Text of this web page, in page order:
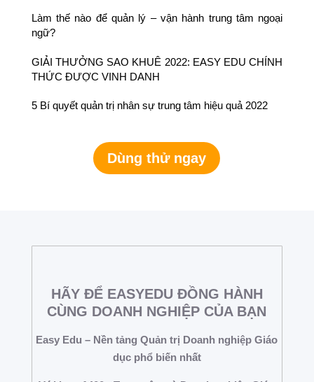
Làm thế nào để quản lý – vận hành trung tâm ngoại
ngữ?
GIẢI THƯỞNG SAO KHUÊ 2022: EASY EDU CHÍNH
THỨC ĐƯỢC VINH DANH
5 Bí quyết quản trị nhân sự trung tâm hiệu quả 2022
Dùng thử ngay
HÃY ĐỂ EASYEDU ĐỒNG HÀNH
CÙNG DOANH NGHIỆP CỦA BẠN
Easy Edu – Nền tảng Quản trị Doanh nghiệp Giáo
dục phổ biến nhất